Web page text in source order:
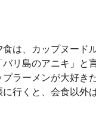
食は、カップヌード
バリ島のアニキ」と
プラーメンが大好き
に行くと、会食以外